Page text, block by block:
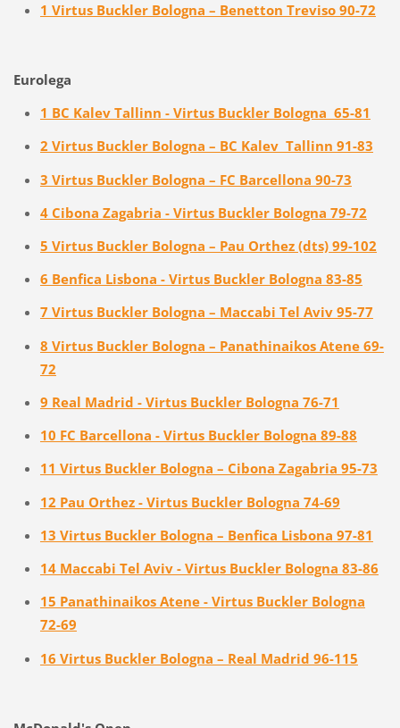
1 Virtus Buckler Bologna – Benetton Treviso 90-72
Eurolega
1 BC Kalev Tallinn - Virtus Buckler Bologna 65-81
2 Virtus Buckler Bologna – BC Kalev Tallinn 91-83
3 Virtus Buckler Bologna – FC Barcellona 90-73
4 Cibona Zagabria - Virtus Buckler Bologna 79-72
5 Virtus Buckler Bologna – Pau Orthez (dts) 99-102
6 Benfica Lisbona - Virtus Buckler Bologna 83-85
7 Virtus Buckler Bologna – Maccabi Tel Aviv 95-77
8 Virtus Buckler Bologna – Panathinaikos Atene 69-
72
9 Real Madrid - Virtus Buckler Bologna 76-71
10 FC Barcellona - Virtus Buckler Bologna 89-88
11 Virtus Buckler Bologna – Cibona Zagabria 95-73
12 Pau Orthez - Virtus Buckler Bologna 74-69
13 Virtus Buckler Bologna – Benfica Lisbona 97-81
14 Maccabi Tel Aviv - Virtus Buckler Bologna 83-86
15 Panathinaikos Atene - Virtus Buckler Bologna
72-69
16 Virtus Buckler Bologna – Real Madrid 96-115